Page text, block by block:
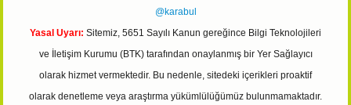
@karabul
Yasal Uyarı: Sitemiz, 5651 Sayılı Kanun gereğince Bilgi Teknolojileri
ve İletişim Kurumu (BTK) tarafından onaylanmış bir Yer Sağlayıcı
olarak hizmet vermektedir. Bu nedenle, sitedeki içerikleri proaktif
olarak denetleme veya araştırma yükümlülüğümüz bulunmamaktadır.